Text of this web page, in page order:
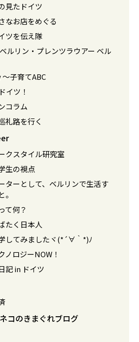
見たドイツ
なお店をめぐる
ツを伝え隊
ルリン・プレンツラウアー ベル
子育てABC
イツ！
コラム
礼路を行く
クスタイル研究室
生の視点
ターとして、ベルリンで生活す
て何？
たく日本人
してみましたヾ(*´∀｀*)ﾉ
ノロジーNOW！
記 in ドイツ
コのきまぐれブログ